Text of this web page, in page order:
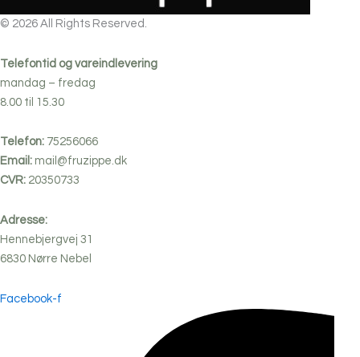
© 2026 All Rights Reserved.
Telefontid og vareindlevering
mandag – fredag
8.00 til 15.30
Telefon: 75256066
Email: mail@fruzippe.dk
CVR: 20350733
Adresse:
Hennebjergvej 31
6830 Nørre Nebel
Facebook-f